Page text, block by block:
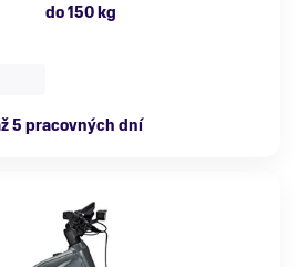
do 150 kg
5 pracovných dní